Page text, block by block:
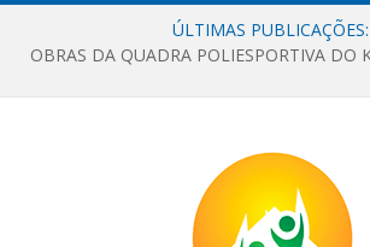
ÚLTIMAS PUBLICAÇÕES: